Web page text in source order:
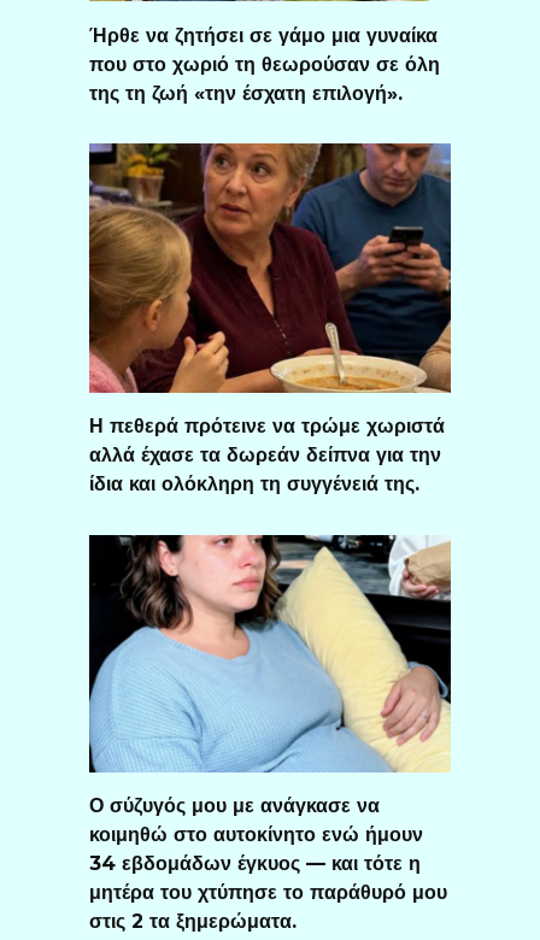
Ήρθε να ζητήσει σε γάμο μια γυναίκα
που στο χωριό τη θεωρούσαν σε όλη
της τη ζωή «την έσχατη επιλογή».
Η πεθερά πρότεινε να τρώμε χωριστά
αλλά έχασε τα δωρεάν δείπνα για την
ίδια και ολόκληρη τη συγγένειά της.
Ο σύζυγός μου με ανάγκασε να
κοιμηθώ στο αυτοκίνητο ενώ ήμουν
34 εβδομάδων έγκυος — και τότε η
μητέρα του χτύπησε το παράθυρό μου
στις 2 τα ξημερώματα.